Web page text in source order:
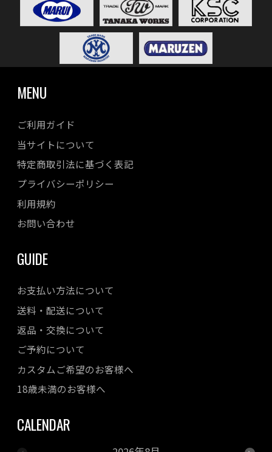
MENU
ご利用ガイド
当サイトについて
特定商取引法に基づく表記
プライバシーポリシー
利用規約
お問い合わせ
GUIDE
お支払い方法について
送料・配送について
返品・交換について
ご予約について
カスタムご希望のお客様へ
18歳未満のお客様へ
CALENDAR